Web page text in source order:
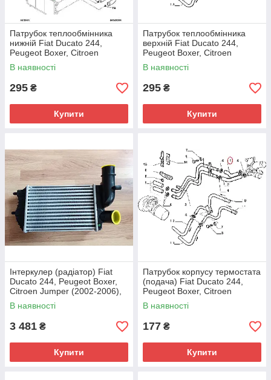
Патрубок теплообмінника
нижній Fiat Ducato 244,
Peugeot Boxer, Citroen
Jumper (2002-2006) 2.8,
Rapro, Турція
В наявності
295 ₴
Купити
Патрубок теплообмінника
верхній Fiat Ducato 244,
Peugeot Boxer, Citroen
Jumper (2002-2006) 2.8,
1317R5
В наявності
295 ₴
Купити
Інтеркулер (радіатор) Fiat
Ducato 244, Peugeot Boxer,
Citroen Jumper (2002-2006),
1340934080, 0384G8, Loro,
Польща
В наявності
3 481 ₴
Купити
Патрубок корпусу термостата
(подача) Fiat Ducato 244,
Peugeot Boxer, Citroen
Jumper (2002-2006) 2.8,
98470605
В наявності
177 ₴
Купити